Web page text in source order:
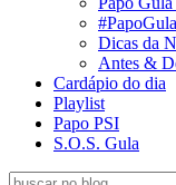
Dicas da
Antes &
Cardápio do dia
Playlist
Papo PSI
S.O.S. Gula